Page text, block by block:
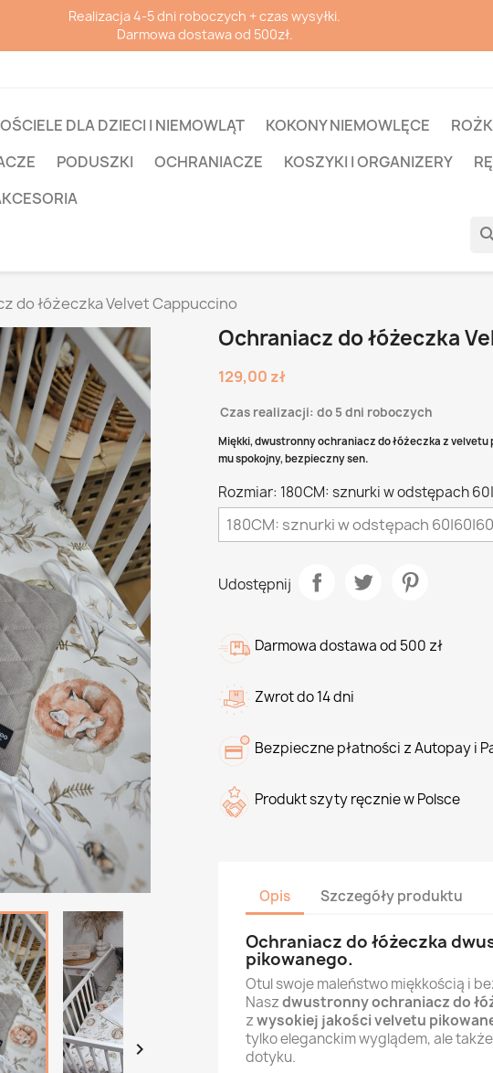
Realizacja 4-5 dni roboczych + czas wysyłki.
Darmowa dostawa od 500zł.
DLA DZIECI I NIEMOWLĄT KOKONY NIEMOWLĘCE
PODUSZKI OCHRANIACZE KOSZYKI I ORGANIZERY
do łóżeczka Velvet Cappuccino

Ochraniacz do łóżeczka
129,00 zł
Czas realizacji: do 5 dni roboczych
Miękki, dwustronny ochraniacz do łóżeczka z velvetu
mu spokojny, bezpieczny sen.
Rozmiar: 180CM: sznurki w odstępach
Udostępnij
Darmowa dostawa od 500 zł
Zwrot do 14 dni
Bezpieczne płatności z Autopay i
Produkt szyty ręcznie w Polsce
Opis Szczegóły produktu
Ochraniacz do łóżeczka
pikowanego.
Otul swoje maleństwo miękkością i
Naszdwustronny ochraniacz do
zwysokiej jakości velvetu
tylko eleganckim wyglądem, ale
dotyku.